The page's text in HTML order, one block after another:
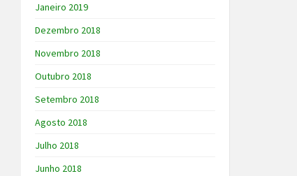
Janeiro 2019
Dezembro 2018
Novembro 2018
Outubro 2018
Setembro 2018
Agosto 2018
Julho 2018
Junho 2018